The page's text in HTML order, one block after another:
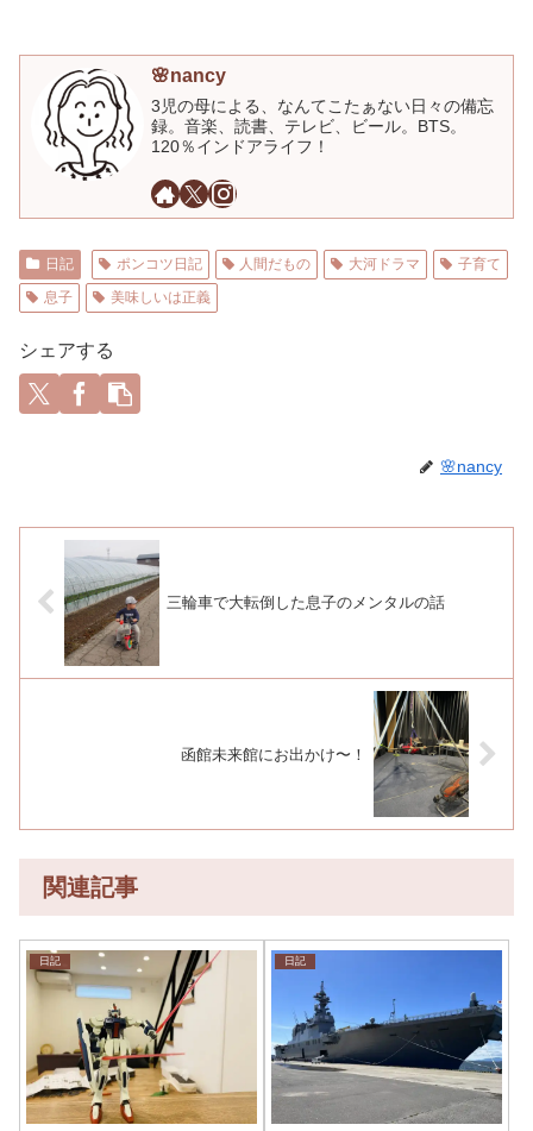
🌸nancy
3児の母による、なんてこたぁない日々の備忘
録。音楽、読書、テレビ、ビール。BTS。
120％インドアライフ！
日記 ポンコツ日記 人間だもの 大河ドラマ
子育て
息子
美味しいは正義
シェアする
🌸nancy
三輪車で大転倒した息子のメンタルの話
函館未来館にお出かけ〜！
関連記事
日記 日記